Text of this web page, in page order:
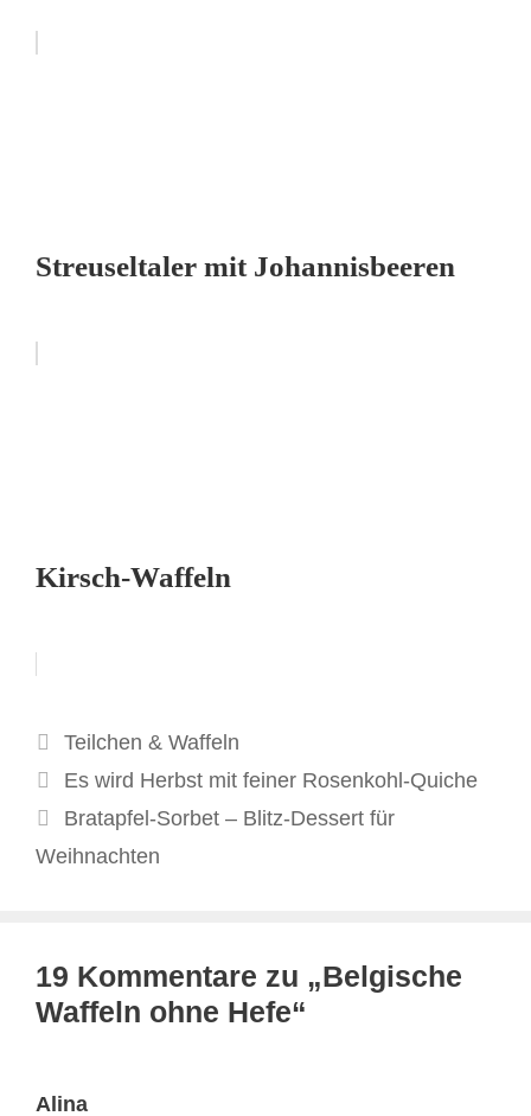
Streuseltaler mit Johannisbeeren
Kirsch-Waffeln
Kategorien
Teilchen & Waffeln
Es wird Herbst mit feiner Rosenkohl-Quiche
Bratapfel-Sorbet – Blitz-Dessert für
Weihnachten
19 Kommentare zu „Belgische
Waffeln ohne Hefe“
Alina